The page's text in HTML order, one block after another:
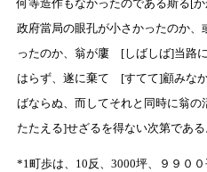
何等造作もなかったのである斯る[
政府當局の眼孔が小さかったのか
ったのか、翁が廔ゝ[しばしば]当路
はらず、遂に棄てゝ[すてて]顧みな
ばならぬ、而してそれと同時に翁
たたえる]せざるを得ない次第である
*1町歩は、10反、3000坪、９９０